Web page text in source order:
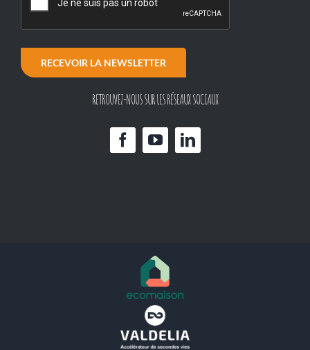
RECEVOIR LA NEWSLETTER
RETROUVEZ-NOUS SUR LES RÉSEAUX SOCIAUX